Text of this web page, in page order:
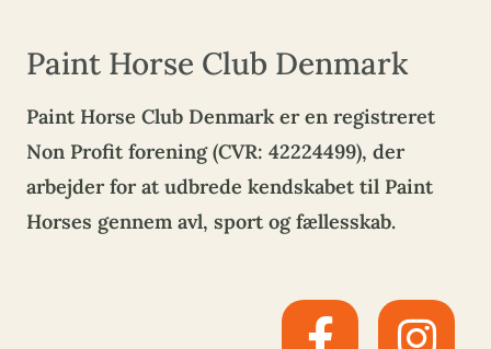
Paint Horse Club Denmark
Paint Horse Club Denmark er en registreret
Non Profit forening (CVR: 42224499), der
arbejder for at udbrede kendskabet til Paint
Horses gennem avl, sport og fællesskab.